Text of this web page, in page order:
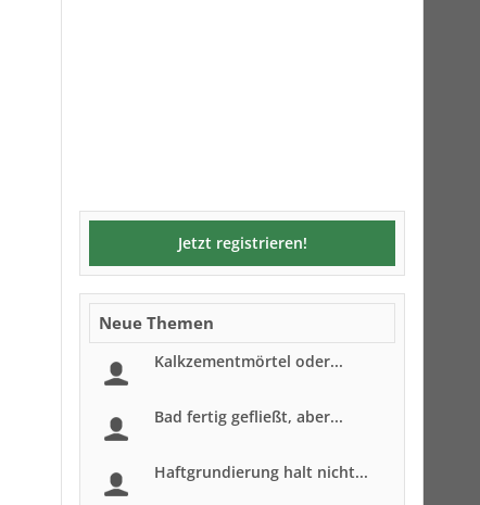
Jetzt registrieren!
Neue Themen
Kalkzementmörtel oder...
Bad fertig gefließt, aber...
Haftgrundierung halt nicht...